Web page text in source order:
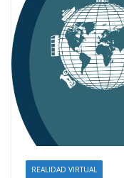
REALIDAD VIRTUAL